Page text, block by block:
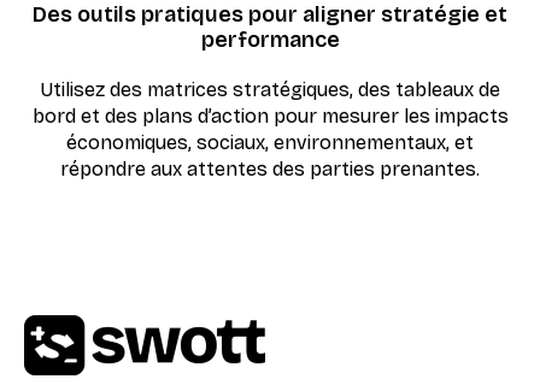
Des outils pratiques pour aligner stratégie et
performance
Utilisez des matrices stratégiques, des tableaux de
bord et des plans d’action pour mesurer les impacts
économiques, sociaux, environnementaux, et
répondre aux attentes des parties prenantes.